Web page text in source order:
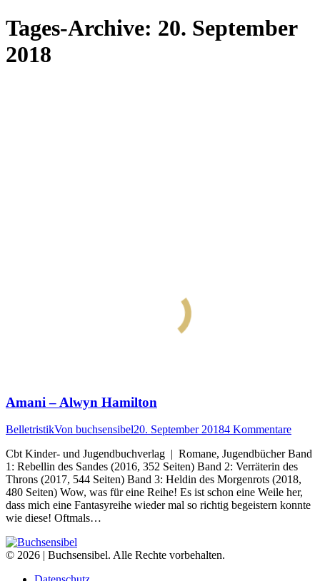
Tages-Archive: 20. September
2018
Amani – Alwyn Hamilton
BelletristikVon buchsensibel20. September 20184 Kommentare
Cbt Kinder- und Jugendbuchverlag | Romane, Jugendbücher Band
1: Rebellin des Sandes (2016, 352 Seiten) Band 2: Verräterin des
Throns (2017, 544 Seiten) Band 3: Heldin des Morgenrots (2018,
480 Seiten) Wow, was für eine Reihe! Es ist schon eine Weile her,
dass mich eine Fantasyreihe wieder mal so richtig begeistern konnte
wie diese! Oftmals…
© 2026 | Buchsensibel. Alle Rechte vorbehalten.